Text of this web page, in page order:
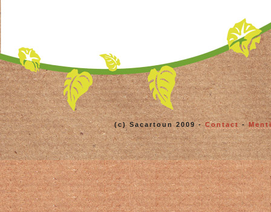
(c) Sacartoun 2009 -Contact -